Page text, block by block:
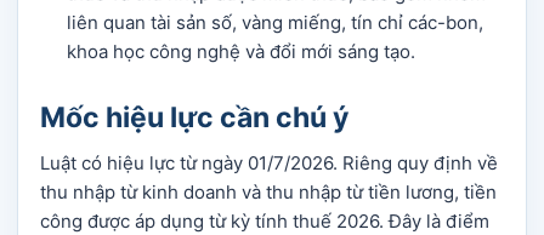
liên quan tài sản số, vàng miếng, tín chỉ các-bon,
khoa học công nghệ và đổi mới sáng tạo.
Mốc hiệu lực cần chú ý
Luật có hiệu lực từ ngày 01/7/2026. Riêng quy định về
thu nhập từ kinh doanh và thu nhập từ tiền lương, tiền
công được áp dụng từ kỳ tính thuế 2026. Đây là điểm